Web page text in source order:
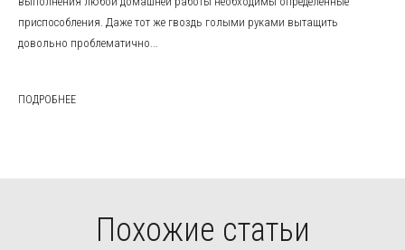
приспособления. Даже тот же гвоздь голыми руками вытащить
довольно проблематично...
ПОДРОБНЕЕ
Похожие статьи